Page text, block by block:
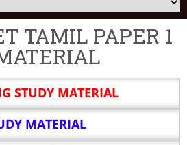
TAMIL PAPER 1
STUDY MATERIAL
MATERIAL